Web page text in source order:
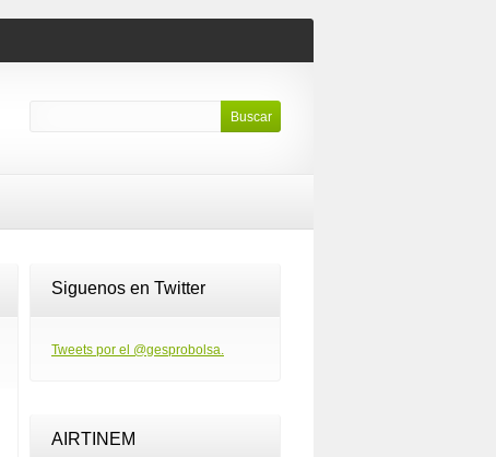
Siguenos en Twitter
Tweets por el @gesprobolsa.
AIRTINEM